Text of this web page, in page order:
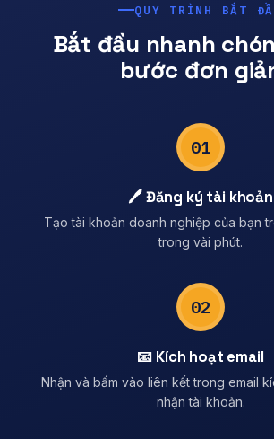
QUY TRÌNH BẮT
Bắt đầu nhanh
bước đơn
01
🖊️ Đăng ký tài khoản
Tạo tài khoản doanh nghiệp của bạn
trong vài phút.
02
📧 Kích hoạt email
Nhận và bấm vào liên kết trong email
nhận tài khoản.